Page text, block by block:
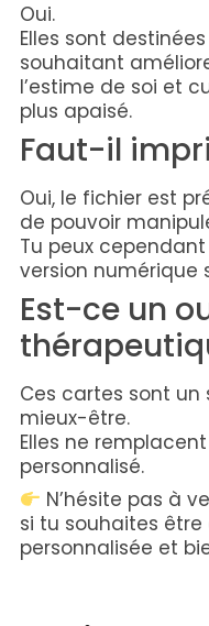
Oui.
Elles sont
souhaitant
l’estime de soi et
plus apaisé.
Faut-il
Oui, le fichier est
de pouvoir
Tu peux
version numérique
Est-ce un
Ces cartes sont
mieux-être.
Elles ne
personnalisé.
N’hésite pas à
si tu souhaites
personnalisée et